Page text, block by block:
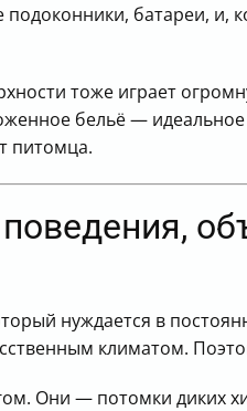
батареи, и,
тоже играет
бельё —
питомца.
нуждается в
климатом.
Они — потомки диких